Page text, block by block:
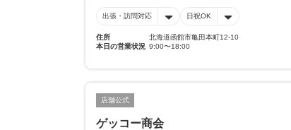
出張・訪問対応 日祝OK
住所
北海道函館市亀田本町12-10
本日の営業状況 9:00〜18:00
店舗公式
ゲッコー商会